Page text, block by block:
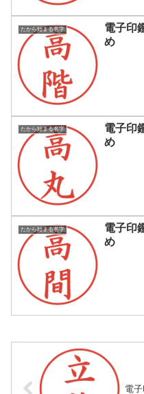
たから始まる名字
電子印
め
たから始まる名字
電子印
め
たから始まる名字
電子印
め
電